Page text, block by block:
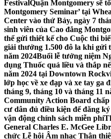
FestivalQuận Montgomery sẽ
Montgomery Seminar’ tại
Center vào thứ Bảy, ngày 7
sinh viên của Cao đẳng
thể gửi thiết kế cho Cuộc thi
giải thưởng 1.500 đô la khi gửi
năm 2024Buổi lễ tưởng niệm
dụng Thuốc quá liều và thắp
năm 2024 tại Downtown
lớp học về xe đạp và xe tay ga
tháng 9, tháng 10 và tháng 11
Community Action Board
cư dân đủ điều kiện để đăng
vận động chính sách miễn phí
General Charles E. McGee
chức Lễ hội Âm nhạc Thân